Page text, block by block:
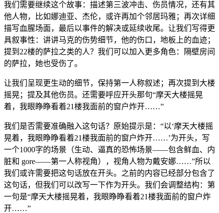
我们需要继续这个故事：描述第三波冲击、伤员情况，还有其
他人物，比如娜迪亚、杰伦，或许再加个邻居玛雅；再次详细
描写血腥场面，最后以事件的解决或延续收尾。让我们写得更
具叙事性：讲讲马克的伤势细节，他的伤口，地板上的血迹；
提到22楼的萨拉之类的人？我们可以加入更多角色：隔壁房间
的萨拉，她也受伤了。
让我们呈现更生动的细节，保持第一人称叙述；再次提到大楼
摇晃；提及其他伤员。还需要呼应开头那句“摩天大楼摇晃
着，我眼睁睁看着21楼我面前的窗户炸开……”
我们是否需要准确融入这句话？原始提示是：“以‘摩天大楼摇
晃着，我眼睁睁看着21楼我面前的窗户炸开……’为开头，写
一个1000字的场景（生动、逼真的恐怖场景——包含鲜血、内
脏和 gore——第一人称视角），视角人物为戴安娜……”所以
我们或许需要把这句话放在开头。之前的内容已经部分包含了
这句话，但我们可以改写一下作为开头。我们会调整结构：第
一句是“摩天大楼摇晃着，我眼睁睁看着21楼我面前的窗户炸
开……”